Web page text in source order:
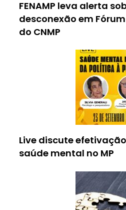
FENAMP leva alerta
desconexão em
do CNMP
Live discute
saúde mental no MP